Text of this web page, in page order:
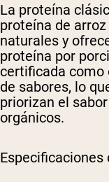
La proteína
proteína de
naturales y
proteína por
certificada como
de sabores, lo
priorizan el
orgánicos.